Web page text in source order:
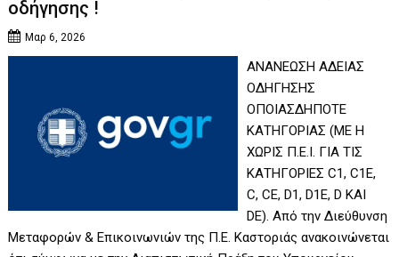
οδήγησης !
Μαρ 6, 2026
ΑΝΑΝΕΩΣΗ ΑΔΕΙΑΣ
ΟΔΗΓΗΣΗΣ
ΟΠΟΙΑΣΔΗΠΟΤΕ
ΚΑΤΗΓΟΡΙΑΣ (ΜΕ Η
ΧΩΡΙΣ Π.Ε.Ι. ΓΙΑ ΤΙΣ
ΚΑΤΗΓΟΡΙΕΣ C1, C1E,
C, CE, D1, D1E, D ΚΑΙ
DE). Από την Διεύθυνση
Μεταφορών & Επικοινωνιών της Π.Ε. Καστοριάς ανακοινώνεται